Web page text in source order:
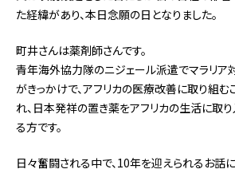
た経緯があり、本日念願の日となりました。
町井さんは薬剤師さんです。
青年海外協力隊のニジェール派遣でマラリア
がきっかけで、アフリカの医療改善に取り組む
れ、日本発祥の置き薬をアフリカの生活に取
る方です。
日々奮闘される中で、10年を迎えられるお話